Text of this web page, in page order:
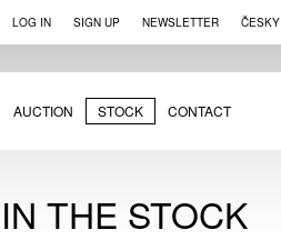
LOG IN SIGN UP NEWSLETTER ČESKY
AUCTION STOCK CONTACT
IN THE STOCK